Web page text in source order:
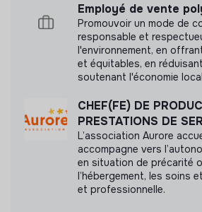
Labels et certifications
Membre de la
Numérique de
Documents
N'a pas encore communiqué de
transparence
Employé de vente
Promouvoir un mode de
responsable et
l'environnement, en
et équitables, en
soutenant l'économie
CHEF(FE) DE
PRESTATIONS DE
L’association Aurore
accompagne vers
en situation de précarité
l’hébergement, les soins
et professionnelle.